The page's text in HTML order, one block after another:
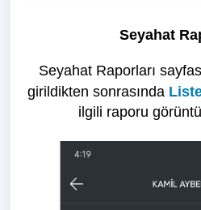
Seyahat
Seyahat Raporları
girildikten sonrasında
ilgili raporu